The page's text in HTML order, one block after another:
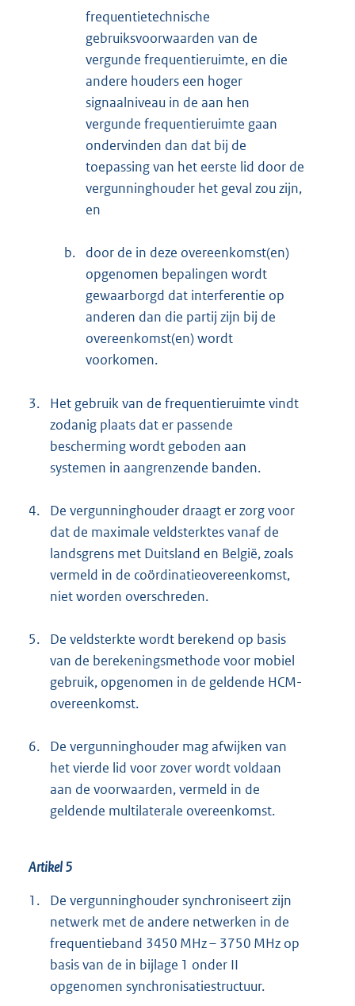
frequentietechnische
gebruiksvoorwaarden van de
vergunde frequentieruimte, en die
andere houders een hoger
signaalniveau in de aan hen
vergunde frequentieruimte gaan
ondervinden dan dat bij de
toepassing van het eerste lid door de
vergunninghouder het geval zou zijn,
en
b.
door de in deze overeenkomst(en)
opgenomen bepalingen wordt
gewaarborgd dat interferentie op
anderen dan die partij zijn bij de
overeenkomst(en) wordt
voorkomen.
3.
Het gebruik van de frequentieruimte vindt
zodanig plaats dat er passende
bescherming wordt geboden aan
systemen in aangrenzende banden.
4.
De vergunninghouder draagt er zorg voor
dat de maximale veldsterktes vanaf de
landsgrens met Duitsland en België, zoals
vermeld in de coördinatieovereenkomst,
niet worden overschreden.
5.
De veldsterkte wordt berekend op basis
van de berekeningsmethode voor mobiel
gebruik, opgenomen in de geldende HCM-
overeenkomst.
6.
De vergunninghouder mag afwijken van
het vierde lid voor zover wordt voldaan
aan de voorwaarden, vermeld in de
geldende multilaterale overeenkomst.
Artikel 5
1.
De vergunninghouder synchroniseert zijn
netwerk met de andere netwerken in de
frequentieband 3450 MHz – 3750 MHz op
basis van de in bijlage 1 onder II
opgenomen synchronisatiestructuur.